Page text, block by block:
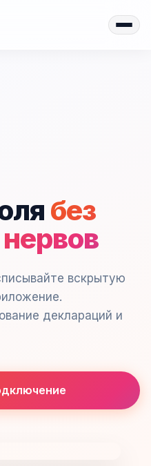
без
вскрытую
деклараций и